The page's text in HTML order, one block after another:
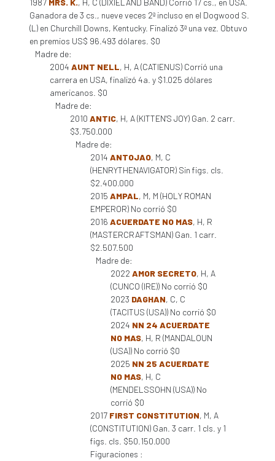
1987 MRS. K., H, C (DIXIELAND BAND) Corrió 17 cs., en USA.
Ganadora de 3 cs., nueve veces 2ª incluso en el Dogwood S.
(L) en Churchill Downs, Kentucky. Finalizó 3ª una vez. Obtuvo
en premios US$ 96.493 dólares. $0
Madre de:
2004 AUNT NELL, H, A (CATIENUS) Corrió una
carrera en USA, finalizó 4a. y $1.025 dólares
americanos. $0
Madre de:
2010 ANTIC, H, A (KITTEN'S JOY) Gan. 2 carr.
$3.750.000
Madre de:
2014 ANTOJAO, M, C
(HENRYTHENAVIGATOR) Sin figs. cls.
$2.400.000
2015 AMPAL, M, M (HOLY ROMAN
EMPEROR) No corrió $0
2016 ACUERDATE NO MAS, H, R
(MASTERCRAFTSMAN) Gan. 1 carr.
$2.507.500
Madre de:
2022 AMOR SECRETO, H, A
(CUNCO (IRE)) No corrió $0
2023 DAGHAN, C, C
(TACITUS (USA)) No corrió $0
2024 NN 24 ACUERDATE
NO MAS, H, R (MANDALOUN
(USA)) No corrió $0
2025 NN 25 ACUERDATE
NO MAS, H, C
(MENDELSSOHN (USA)) No
corrió $0
2017 FIRST CONSTITUTION, M, A
(CONSTITUTION) Gan. 3 carr. 1 cls. y 1
figs. cls. $50.150.000
Figuraciones :